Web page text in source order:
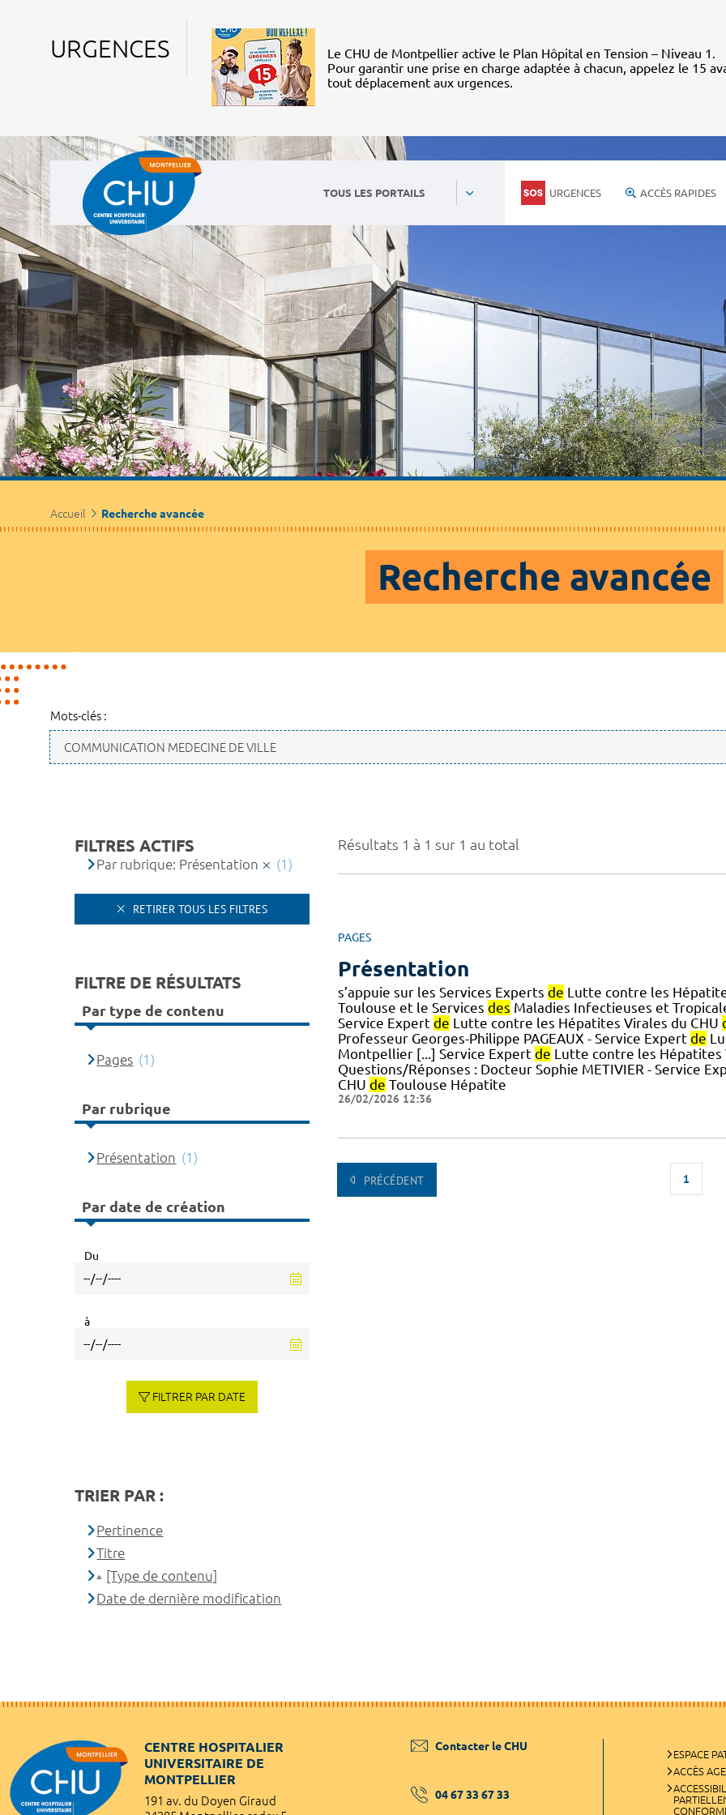
URGENCES
Le CHU de Montpellier active le Plan Hôpital en Tension – Niveau 1.
Pour garantir une prise en charge adaptée à chacun, appelez le 15
tout déplacement aux urgences.
TOUS LES PORTAILS URGENCES ACCÈS RAPIDES
Accueil Recherche avancée
Recherche avancée
Mots-clés :
Résultats 1 à 1 sur 1 au total
PAGES
Présentation
s’appuie sur les Services Experts de Lutte contre les
Toulouse et le Services des Maladies Infectieuses et
Service Expert de Lutte contre les Hépatites Virales du CHU
Professeur Georges-Philippe PAGEAUX - Service Expert de
Montpellier [...] Service Expert de Lutte contre les Hépatites
Questions/Réponses : Docteur Sophie METIVIER - Service
CHU de Toulouse Hépatite
26/02/2026 12:36
PRÉCÉDENT 1
FILTRES ACTIFS
Par rubrique: Présentation (1)
RETIRER TOUS LES FILTRES
FILTRE DE RÉSULTATS
Par type de contenu
Pages (1)
Par rubrique
Présentation (1)
Par date de création
Du
à
FILTRER PAR DATE
TRIER PAR :
Pertinence
Titre
[Type de contenu]
Date de dernière modification
CENTRE HOSPITALIER
UNIVERSITAIRE DE
MONTPELLIER
191 av. du Doyen Giraud
Contacter le CHU
04 67 33 67 33
ESPACE
ACCÈS